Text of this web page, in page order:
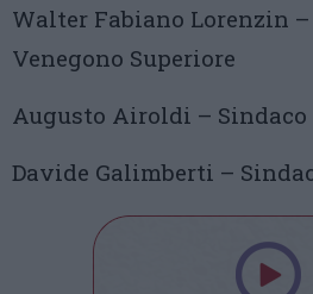
Walter Fabiano Lorenzin
Venegono Superiore
Augusto Airoldi – Sindaco
Davide Galimberti –